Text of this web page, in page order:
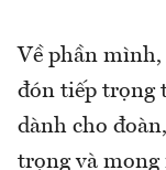
Về phần
đón tiếp trọng
dành cho
trọng và mong